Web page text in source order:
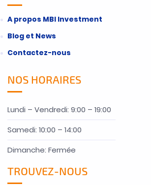
A propos MBI Investment
Blog et News
Contactez-nous
NOS HORAIRES
Lundi – Vendredi: 9:00 – 19:00
Samedi: 10:00 – 14:00
Dimanche: Fermée
TROUVEZ-NOUS